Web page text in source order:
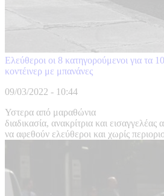
Ελεύθεροι οι 8 κατηγορούμενοι για τα
κοντέινερ με μπανάνες
09/03/2022 - 10:44
Υστερα από μαραθώνια
διαδικασία, ανακρίτρια και
να αφεθούν ελεύθεροι και χωρίς